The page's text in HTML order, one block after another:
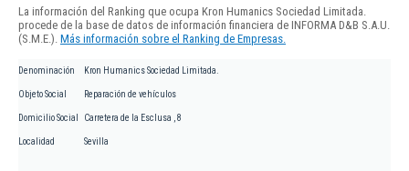
La información del Ranking que ocupa Kron Humanics Sociedad Limitada.
procede de la base de datos de información financiera de INFORMA D&B S.A.U.
(S.M.E.). Más información sobre el Ranking de Empresas.
Denominación Kron Humanics Sociedad Limitada.
Objeto Social Reparación de vehículos
Domicilio Social Carretera de la Esclusa , 8
Localidad Sevilla